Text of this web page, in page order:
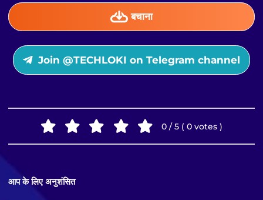
बचाना
Join @TECHLOKI on Telegram channel
0 / 5 ( 0 votes )
आप के लिए अनुशंसित